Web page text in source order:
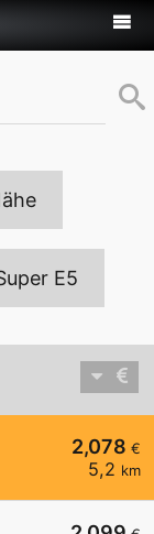
E5
2,078 €
5,2 km